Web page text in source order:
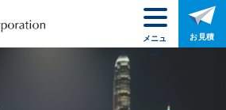
メニュ
ー
お見積